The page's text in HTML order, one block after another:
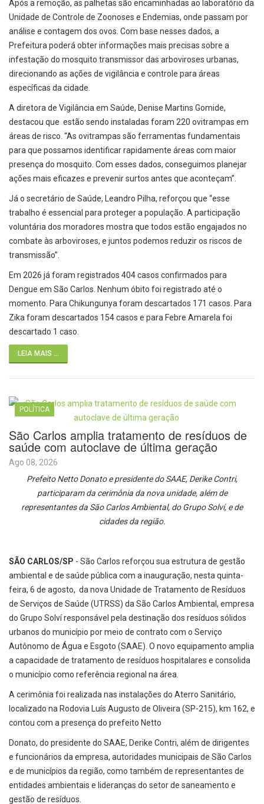
Após a remoção, as palhetas são encaminhadas ao laboratório da
Unidade de Controle de Zoonoses e Endemias, onde passam por
análise e contagem dos ovos. Com base nesses dados, a
Prefeitura poderá obter informações mais precisas sobre a
infestação do mosquito transmissor das arboviroses urbanas,
direcionando as ações de vigilância e controle para áreas
específicas da cidade.
A diretora de Vigilância em Saúde, Denise Martins Gomide,
destacou que estão sendo instaladas foram 220 ovitrampas em
áreas de risco. “As ovitrampas são ferramentas fundamentais
para que possamos identificar rapidamente áreas com maior
presença do mosquito. Com esses dados, conseguimos planejar
ações mais eficazes e prevenir surtos antes que aconteçam”.
Já o secretário de Saúde, Leandro Pilha, reforçou que “esse
trabalho é essencial para proteger a população. A participação
voluntária dos moradores mostra que todos estão engajados no
combate às arboviroses, e juntos podemos reduzir os riscos de
transmissão”.
Em 2026 já foram registrados 404 casos confirmados para
Dengue em São Carlos. Nenhum óbito foi registrado até o
momento. Para Chikungunya foram descartados 171 casos. Para
Zika foram descartados 154 casos e para Febre Amarela foi
descartado 1 caso.
LEIA MAIS ...
POLÍTICA
São Carlos amplia tratamento de resíduos de
saúde com autoclave de última geração
Ago 08, 2026
Prefeito Netto Donato e presidente do SAAE, Derike Contri,
participaram da cerimônia da nova unidade, além de
representantes da São Carlos Ambiental, do Grupo Solví, e de
cidades da região.
SÃO CARLOS/SP - São Carlos reforçou sua estrutura de gestão
ambiental e de saúde pública com a inauguração, nesta quinta-
feira, 6 de agosto, da nova Unidade de Tratamento de Resíduos
de Serviços de Saúde (UTRSS) da São Carlos Ambiental, empresa
do Grupo Solví responsável pela destinação dos resíduos sólidos
urbanos do município por meio de contrato com o Serviço
Autônomo de Água e Esgoto (SAAE). O novo equipamento amplia
a capacidade de tratamento de resíduos hospitalares e consolida
o município como referência regional na área.
A cerimônia foi realizada nas instalações do Aterro Sanitário,
localizado na Rodovia Luís Augusto de Oliveira (SP-215), km 162, e
contou com a presença do prefeito Netto
Donato, do presidente do SAAE, Derike Contri, além de dirigentes
e funcionários da empresa, autoridades municipais de São Carlos
e de municípios da região, como também de representantes de
entidades ambientais e lideranças do setor de saneamento e
gestão de resíduos.